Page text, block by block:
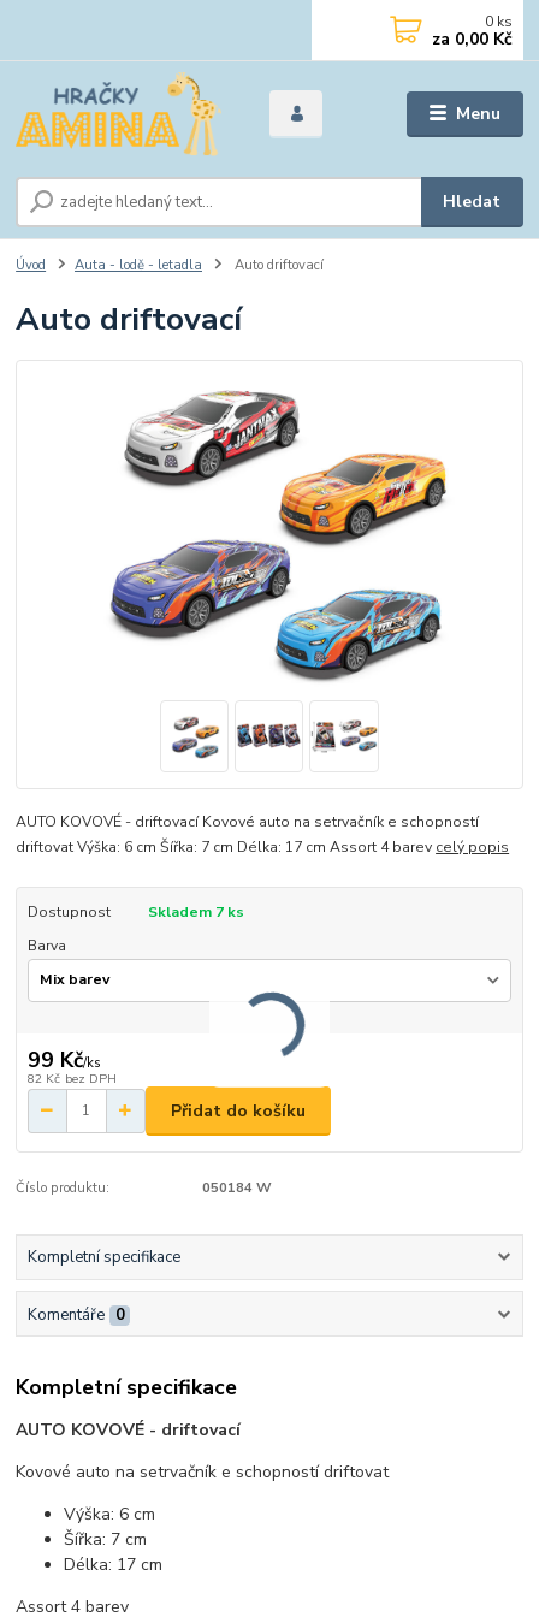
Menu
Hledat
0 ks
za 0,00 Kč
Úvod Auta - lodě - letadla Auto driftovací
Auto driftovací
AUTO KOVOVÉ - driftovací Kovové auto na setrvačník e schopností
driftovat Výška: 6 cm Šířka: 7 cm Délka: 17 cm Assort 4 barev celý popis
Dostupnost
Skladem 7 ks
Barva
99 Kč/ks
82 Kč bez DPH
Přidat do košíku
Číslo produktu: 050184 W
Kompletní specifikace
Komentáře 0
Kompletní specifikace
AUTO KOVOVÉ - driftovací
Kovové auto na setrvačník e schopností driftovat
Výška: 6 cm
Šířka: 7 cm
Délka: 17 cm
Assort 4 barev